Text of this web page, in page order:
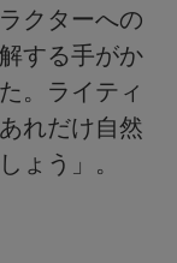
クターへの
する手がか
。ライティ
れだけ自然
ょう」。